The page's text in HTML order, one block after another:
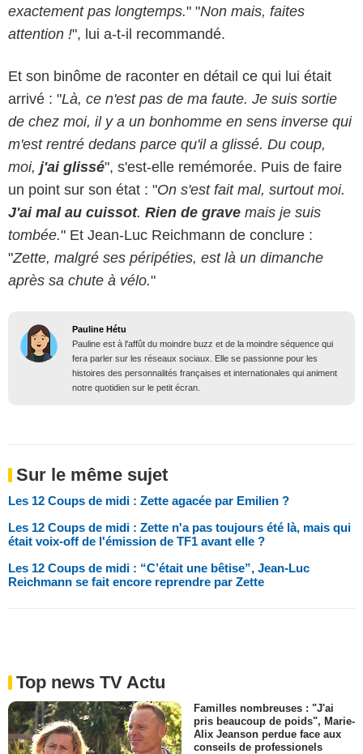
exactement pas longtemps." "Non mais, faites
attention !", lui a-t-il recommandé.
Et son binôme de raconter en détail ce qui lui était
arrivé : "Là, ce n'est pas de ma faute. Je suis sortie
de chez moi, il y a un bonhomme en sens inverse qui
m'est rentré dedans parce qu'il a glissé. Du coup,
moi, j'ai glissé", s'est-elle remémorée. Puis de faire
un point sur son état : "On s'est fait mal, surtout moi.
J'ai mal au cuissot. Rien de grave mais je suis
tombée." Et Jean-Luc Reichmann de conclure :
"Zette, malgré ses péripéties, est là un dimanche
après sa chute à vélo."
Pauline Hétu
Pauline est à l'affût du moindre buzz et de la moindre séquence qui
fera parler sur les réseaux sociaux. Elle se passionne pour les
histoires des personnalités françaises et internationales qui animent
notre quotidien sur le petit écran.
Sur le même sujet
Les 12 Coups de midi : Zette agacée par Emilien ?
Les 12 Coups de midi : Zette n'a pas toujours été là, mais qui
était voix-off de l'émission de TF1 avant elle ?
Les 12 Coups de midi : “C’était une bêtise”, Jean-Luc
Reichmann se fait encore reprendre par Zette
Top news TV Actu
Familles nombreuses : "J'ai
pris beaucoup de poids", Marie-
Alix Jeanson perdue face aux
conseils de professionels